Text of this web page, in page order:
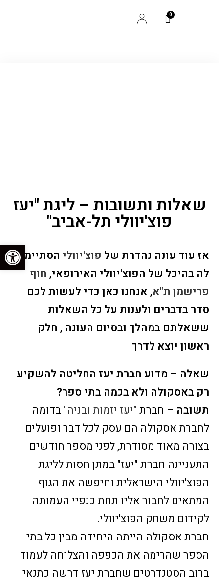
שאלות ותשובות – ליגת "יעז
פוצ'יוולי תל-אביב"
אז עוד עונה נהדרת של פוצ'יוולי הסתיימה
לה בהיכל של הפוצ'יוולי האירופאי, חוף
פרישמן ת"א, אנחנו כאן כדי לעשות לכם
סדר בדברים ולענות על כל השאלות
ששאלתם במהלך ובסיום העונה , חלק
ראשון יוצא לדרך
שאלה – מדוע חברת יעז החליטה להשקיע
רק באסקולה ולא בכמה בתי ספר?
תשובה – חברת"יעז יזמות ובניה"בדומה
לחברת אסקולה הם עסק לכל דבר ופועלים
בצורה מאוד מסודרת, לפני מספר חודשים
התעניינה חברת "יעז" במתן חסות לליגת
הפוצ'יוולי הישראלית וחיפשה את הגוף
המתאים לחבור אליו תחת כנפיי העמותה
לקידום משחק הפוצ'יוולי.
חברת אסקולה הייתה היחידה מבין כל בתי
הספר שהרימה את הכפפה והצליחה לעמוד
ברוב הסטנדרטים שחברת יעז דרשה כתנאי
פתח סרגל נגישות